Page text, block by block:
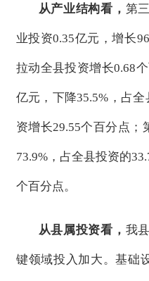
从产业结构看， 第
业投资0.35亿元，增长
拉动全县投资增长0.68
亿元，下降35.5%，占
资增长29.55个百分点；
73.9%，占全县投资的
个百分点。
从县属投资看， 我
键领域投入加大。基础